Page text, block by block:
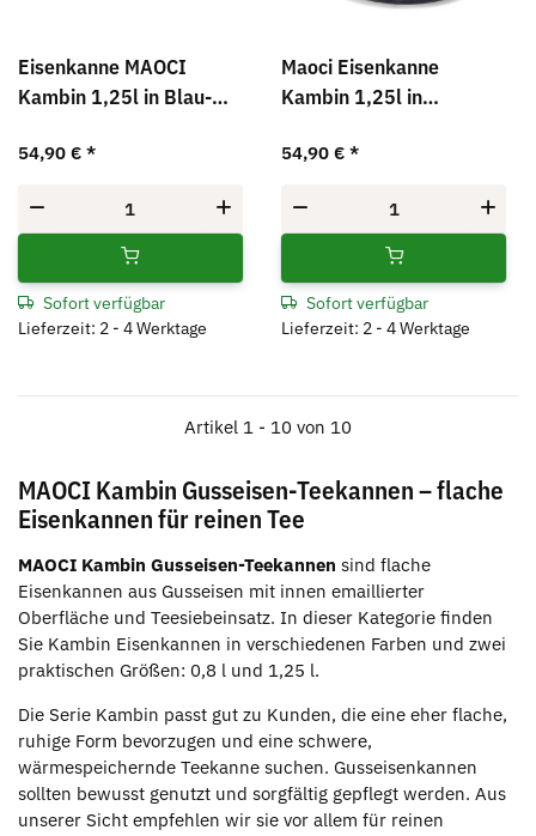
Eisenkanne MAOCI
Kambin 1,25l in Blau-
54,90 € *
Sofort verfügbar
Lieferzeit: 2 - 4 Werktage
Maoci Eisenkanne
Kambin 1,25l in
54,90 €*
Sofort verfügbar
Lieferzeit: 2 - 4 Werktage
Artikel 1 - 10 von 10
MAOCI Kambin Gusseisen-Teekannen – flache
Eisenkannen für reinen Tee
MAOCI Kambin Gusseisen-Teekannen sind flache
Eisenkannen aus Gusseisen mit innen emaillierter
Oberfläche und Teesiebeinsatz. In dieser Kategorie finden
Sie Kambin Eisenkannen in verschiedenen Farben und zwei
praktischen Größen: 0,8 l und 1,25 l.
Die Serie Kambin passt gut zu Kunden, die eine eher flache,
ruhige Form bevorzugen und eine schwere,
wärmespeichernde Teekanne suchen. Gusseisenkannen
sollten bewusst genutzt und sorgfältig gepflegt werden. Aus
unserer Sicht empfehlen wir sie vor allem für reinen